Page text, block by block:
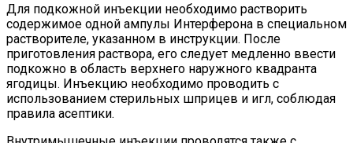
Для подкожной инъекции необходимо растворить
содержимое одной ампулы Интерферона в специальном
растворителе, указанном в инструкции. После
приготовления раствора, его следует медленно ввести
подкожно в область верхнего наружного квадранта
ягодицы. Инъекцию необходимо проводить с
использованием стерильных шприцев и игл, соблюдая
правила асептики.